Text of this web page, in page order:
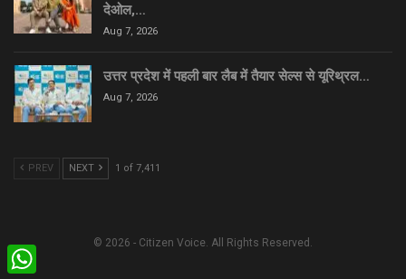
देओल,…
Aug 7, 2026
उत्तर प्रदेश में पहली बार लैब में तैयार सेल्स से यूरिथ्रल…
Aug 7, 2026
PREV NEXT 1 of 7,411
© 2026 - Citizen Voice. All Rights Reserved.